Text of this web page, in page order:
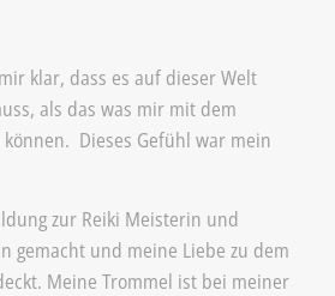
klar, dass es auf dieser Welt
als das was mir mit dem
Dieses Gefühl war mein
zur Reiki Meisterin und
gemacht und meine Liebe zu dem
Meine Trommel ist bei meiner